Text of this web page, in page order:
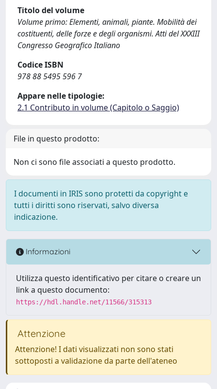
Titolo del volume
Volume primo: Elementi, animali, piante. Mobilità dei
costituenti, delle forze e degli organismi. Atti del XXXIII
Congresso Geografico Italiano
Codice ISBN
978 88 5495 596 7
Appare nelle tipologie:
2.1 Contributo in volume (Capitolo o Saggio)
File in questo prodotto:
Non ci sono file associati a questo prodotto.
I documenti in IRIS sono protetti da copyright e
tutti i diritti sono riservati, salvo diversa
indicazione.
Informazioni
Utilizza questo identificativo per citare o creare un
link a questo documento:
https://hdl.handle.net/11566/315313
Attenzione
Attenzione! I dati visualizzati non sono stati
sottoposti a validazione da parte dell'ateneo